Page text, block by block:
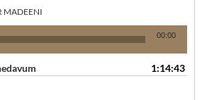
MADEENI
00:00
1:14:43